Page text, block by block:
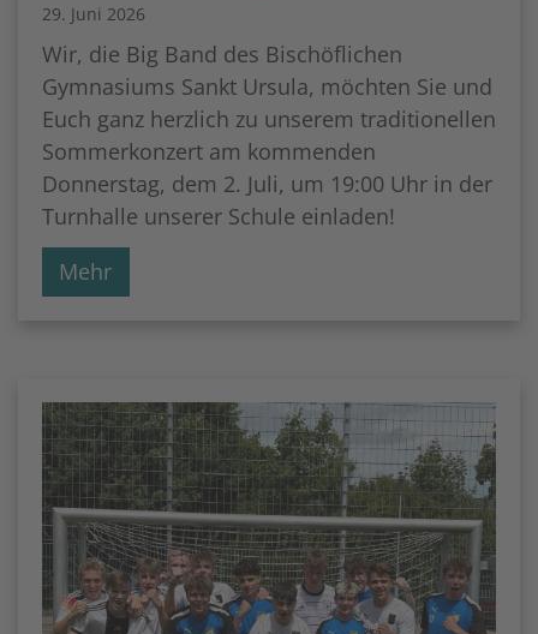
29. Juni 2026
Wir, die Big Band des Bischöflichen
Gymnasiums Sankt Ursula, möchten Sie und
Euch ganz herzlich zu unserem traditionellen
Sommerkonzert am kommenden
Donnerstag, dem 2. Juli, um 19:00 Uhr in der
Turnhalle unserer Schule einladen!
Mehr